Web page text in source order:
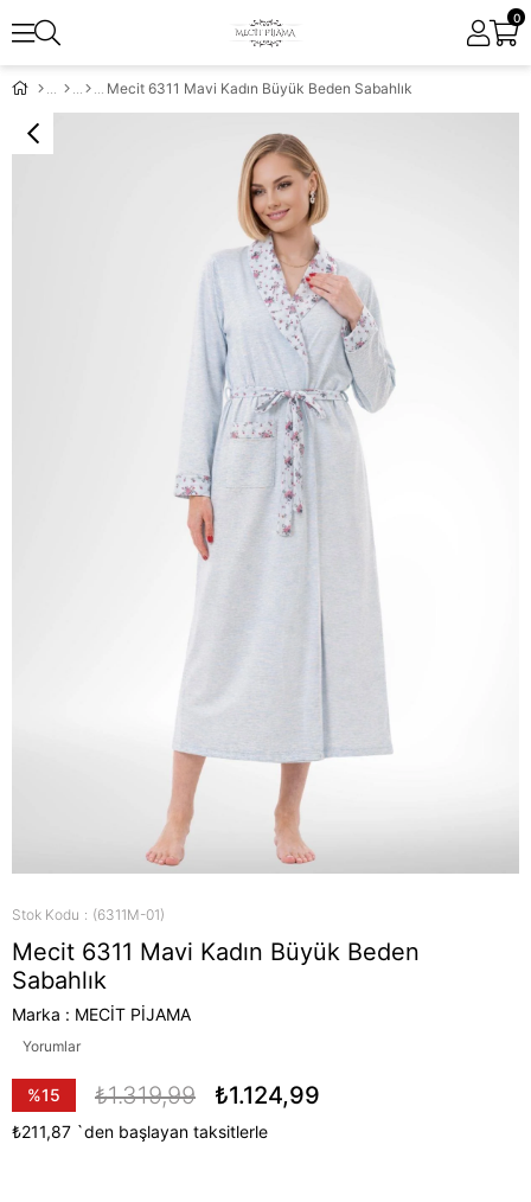
0
Mecit 6311 Mavi Kadın Büyük Beden Sabahlık
Stok Kodu (6311M-01)
Mecit 6311 Mavi Kadın Büyük Beden
Sabahlık
Marka : MECİT PİJAMA
Yorumlar
%15
İndirim
₺1.319,99 ₺1.124,99
₺211,87 `den başlayan taksitlerle